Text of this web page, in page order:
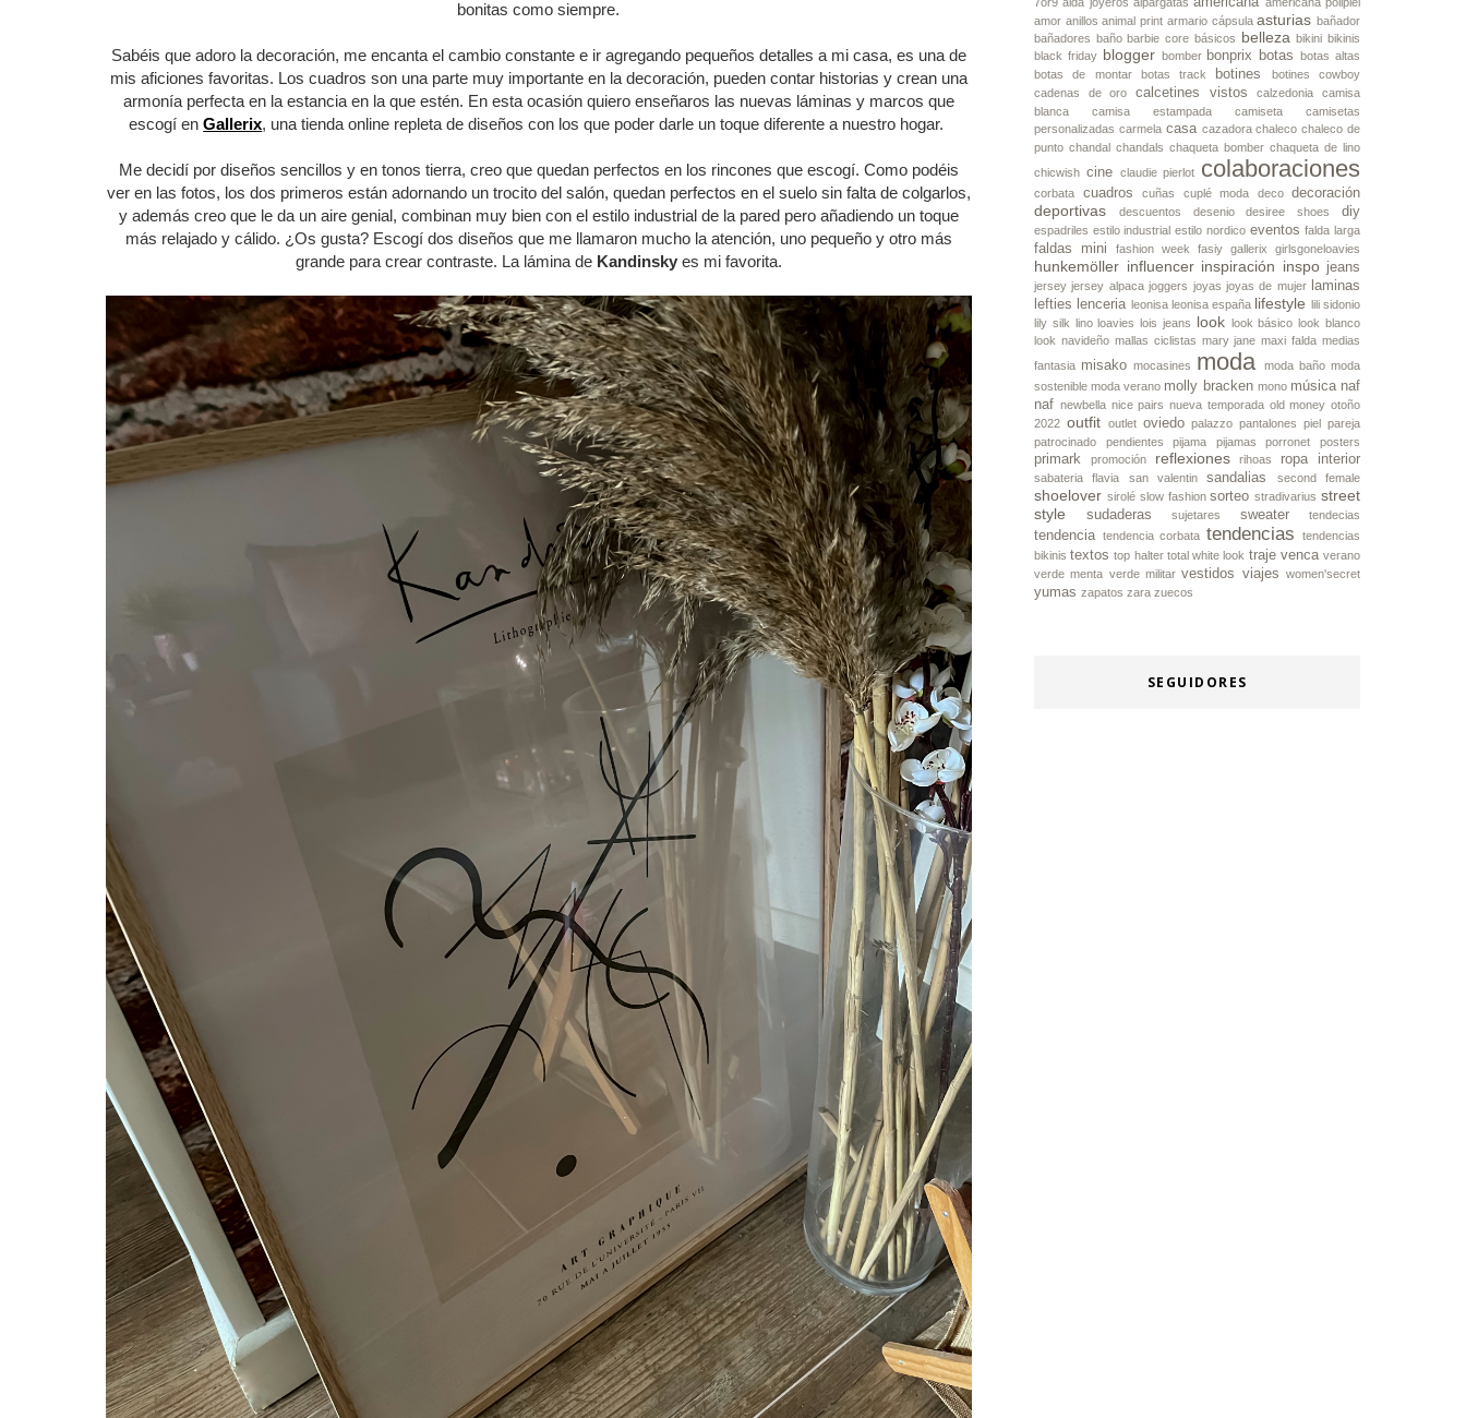
bonitas como siempre.
Sabéis que adoro la decoración, me encanta el cambio constante e ir agregando pequeños detalles a mi casa, es una de
mis aficiones favoritas. Los cuadros son una parte muy importante en la decoración, pueden contar historias y crean una
armonía perfecta en la estancia en la que estén. En esta ocasión quiero enseñaros las nuevas láminas y marcos que
escogí enGallerix, una tienda online repleta de diseños con los que poder darle un toque diferente a nuestro hogar.
Me decidí por diseños sencillos y en tonos tierra, creo que quedan perfectos en los rincones que escogí. Como podéis
ver en las fotos, los dos primeros están adornando un trocito del salón, quedan perfectos en el suelo sin falta de colgarlos,
y además creo que le da un aire genial, combinan muy bien con el estilo industrial de la pared pero añadiendo un toque
más relajado y cálido. ¿Os gusta? Escogí dos diseños que me llamaron mucho la atención, uno pequeño y otro más
grande para crear contraste. La lámina de Kandinskyes mi favorita.
amor anillos animal print armario cápsula asturias bañador
bañadores baño barbie core básicos belleza bikini bikinis
black friday blogger bomber bonprix botas botas altas
botas de montar
botas track botines
botines cowboy
cadenas de oro
calcetines vistos calzedonia
camisa
blanca
camisa estampada camiseta
camisetas
personalizadas carmela casa cazadora chaleco chaleco de
punto chandal chandals chaqueta bomber chaqueta de lino
chicwish cine claudie pierlot colaboraciones
corbata cuadros cuñas cuplé moda deco decoración
deportivas descuentos desenio desiree shoes diy
espadriles estilo industrial estilo nordico eventos falda larga
faldas mini fashion week fasiy gallerix girlsgoneloavies
hunkemöller influencer inspiración inspo jeans
jersey jersey alpaca joggers joyas joyas de mujer
laminas
lefties lenceria leonisa leonisa españa lifestyle lili sidonio
lily silk lino loavies lois jeans look look básico look blanco
look navideño mallas ciclistas mary jane maxi falda medias
fantasia misako mocasines moda moda baño moda
sostenible moda verano molly bracken mono música naf
naf newbella nice pairs nueva temporada old money otoño
2022 outfit outlet oviedo palazzo pantalones piel pareja
patrocinado
pendientes pijama pijamas porronet posters
primark promoción reflexiones rihoas ropa interior
sabateria flavia san valentin sandalias second female
shoelover sirolé slow fashion sorteo stradivarius street
style
sudaderas sujetares sweater tendecias
tendencia tendencia corbata tendencias
tendencias
bikinis textos top halter total white look traje venca verano
verde menta verde militar vestidos viajes women'secret
yumas zapatos zara zuecos
SEGUIDORES